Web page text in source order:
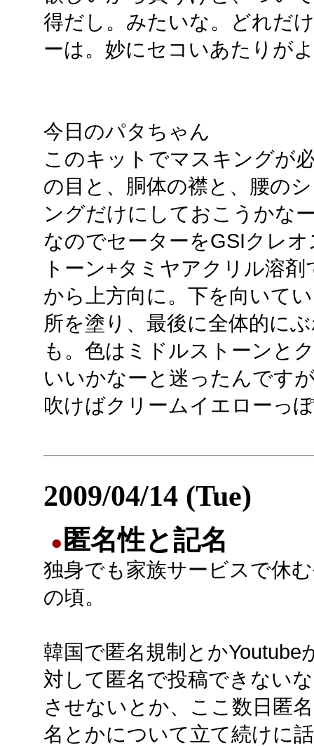
得だし。みたいな。どれだ
ーは。妙にセコいあたりが
今日のパタちゃん
このキットでマスキングが
の目と、胴体の襟と、腰の
ングだけにしておこうかな
なのでセーターをGSIクレ
トーン+タミヤアクリル溶
から上方向に。下を向いて
所を塗り、最後に全体的に
も。色はミドルストーンと
いいかなーと迷ったんです
吹けばクリームイエローっ
2009/04/14 (Tue)
● 匿名性と記名
独身でも家族サービスで休
の頃。
韓国で匿名規制とかYoutube
対して匿名で投稿できない
させないとか、ここ数日匿
名とかについて立て続けに